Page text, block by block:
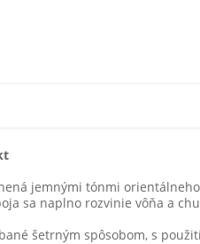
jemnými tónmi
sa naplno rozvinie vôňa a
šetrným spôsobom, s